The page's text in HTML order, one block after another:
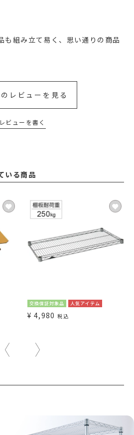
も組み立て易く、思い通りの商品
レビューを見る
レビューを書く
いる商品
交換保証対象品 人気アイテム
¥ 4,980 税込